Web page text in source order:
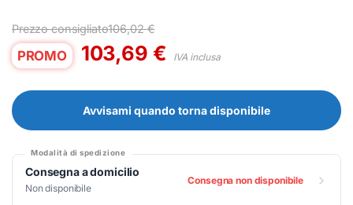
Prezzo consigliato106,02€
PROMO 103,69 € IVA inclusa
Avvisami quando torna disponibile
Modalità di spedizione
Consegna a domicilio
Non disponibile
Consegna non disponibile